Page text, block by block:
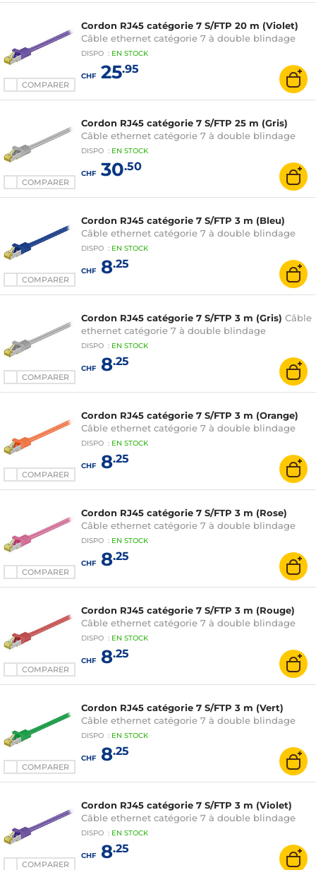
COMPARER
Cordon RJ45 catégorie 7 S/FTP 20 m (Violet)
Câble ethernet catégorie 7 à double blindage
DISPO : EN STOCK
CHF25.95
COMPARER
Cordon RJ45 catégorie 7 S/FTP 25 m (Gris)
Câble ethernet catégorie 7 à double blindage
DISPO : EN STOCK
CHF30.50
COMPARER
Cordon RJ45 catégorie 7 S/FTP 3 m (Bleu)
Câble ethernet catégorie 7 à double blindage
DISPO : EN STOCK
CHF8.25
COMPARER
Cordon RJ45 catégorie 7 S/FTP 3 m (Gris) Câble
ethernet catégorie 7 à double blindage
DISPO : EN STOCK
CHF8.25
COMPARER
Cordon RJ45 catégorie 7 S/FTP 3 m (Orange)
Câble ethernet catégorie 7 à double blindage
DISPO : EN STOCK
CHF8.25
COMPARER
Cordon RJ45 catégorie 7 S/FTP 3 m (Rose)
Câble ethernet catégorie 7 à double blindage
DISPO : EN STOCK
CHF8.25
COMPARER
Cordon RJ45 catégorie 7 S/FTP 3 m (Rouge)
Câble ethernet catégorie 7 à double blindage
DISPO : EN STOCK
CHF8.25
COMPARER
Cordon RJ45 catégorie 7 S/FTP 3 m (Vert)
Câble ethernet catégorie 7 à double blindage
DISPO : EN STOCK
CHF8.25
COMPARER
Cordon RJ45 catégorie 7 S/FTP 3 m (Violet)
Câble ethernet catégorie 7 à double blindage
DISPO : EN STOCK
CHF8.25